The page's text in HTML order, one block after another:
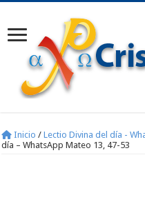
Inicio / Lectio Divina del día -
día – WhatsApp Mateo 13, 47-53